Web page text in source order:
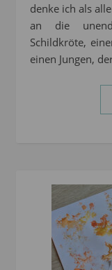
denke ich als
an die
Schildkröte,
einen Jungen,